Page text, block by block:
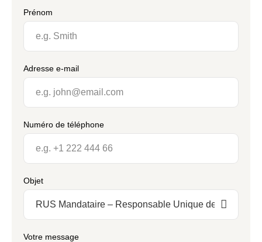
Prénom
Adresse e-mail
Numéro de téléphone
Objet
Votre message